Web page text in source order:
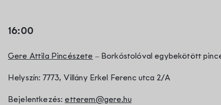
16:00
Gere Attila Pincészete – Borkóstolóval egybekötött
Helyszín: 7773, Villány Erkel Ferenc utca 2/A
Bejelentkezés: etterem@gere.hu